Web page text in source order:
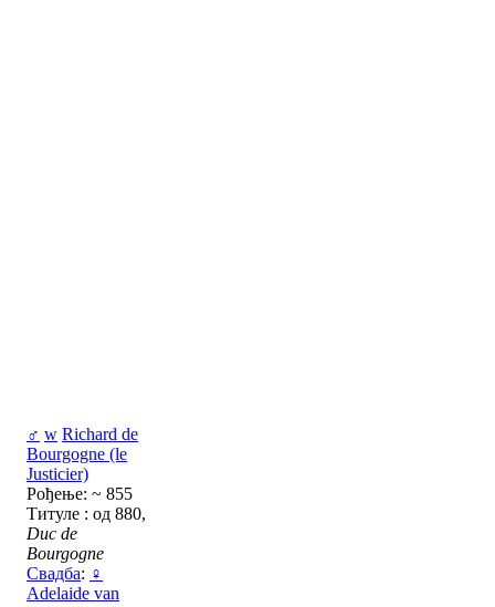
♂ w Richard de
Bourgogne (le
Justicier)
Рођење: ~ 855
Титуле : од 880,
Duc de
Bourgogne
Свадба: ♀
Adelaide van